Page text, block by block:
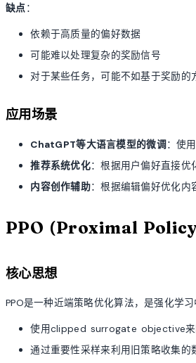
缺点 ：
依赖于高质量的偏好数据
可能难以处理复杂的奖励信号
对于某些任务，可能不如基于奖励的
应用场景
ChatGPT等大语言模型的微调：使
推荐系统优化：根据用户偏好直接优
内容创作辅助：根据编辑偏好优化内
PPO (Proximal
核心思想
PPO是一种近端策略优化算法，是强化学
使用clipped surrogate objective来
通过重要性采样来利用旧策略收集的